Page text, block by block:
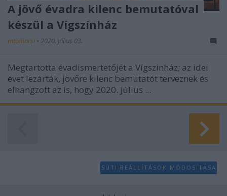
A jövő évadra kilenc bemutatóval
készül a Vígszínház
mtothorsi • 2020. július 03.
Megtartotta évadismertetőjét a Vígszínház; az idei
évet lezárták, jövőre kilenc bemutatót terveznek és
elhangzott az is, hogy 2020. július ...
SÜTI BEÁLLÍTÁSOK MÓDOSÍTÁSA